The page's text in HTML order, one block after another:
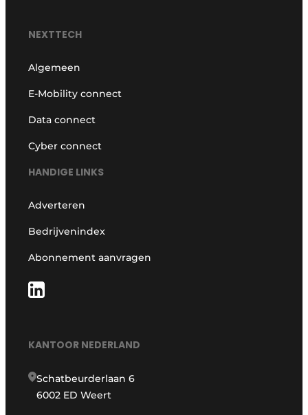
NEXTTECH
Algemeen
E-Mobility connect
Data connect
Cyber connect
HANDIGE LINKS
Adverteren
Bedrijvenindex
Abonnement aanvragen
KANTOOR NEDERLAND
Schatbeurderlaan 6
6002 ED Weert